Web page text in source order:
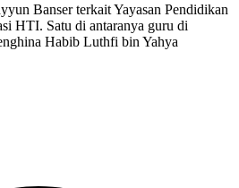
Banser terkait Yayasan Pendidikan
HTI. Satu di antaranya guru di
Habib Luthfi bin Yahya